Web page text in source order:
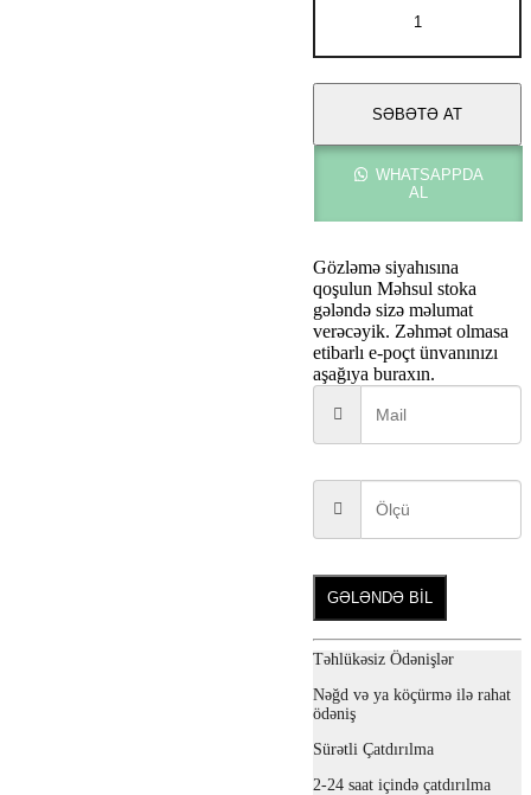
Saint
MON
adet
SƏBƏTƏ AT
WHATSAPPDA
AL
Gözləmə siyahısına
qoşulun Məhsul stoka
gələndə sizə məlumat
verəcəyik. Zəhmət olmasa
etibarlı e-poçt ünvanınızı
aşağıya buraxın.
GƏLƏNDƏ BİL
Təhlükəsiz Ödənişlər
Nəğd və ya köçürmə ilə rahat
ödəniş
Sürətli Çatdırılma
2-24 saat içində çatdırılma